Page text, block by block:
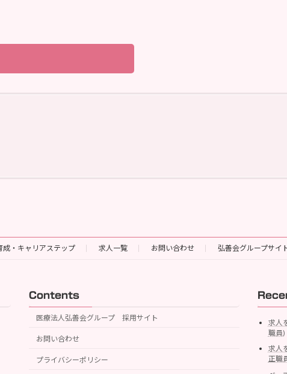
成・キャリアステップ 求人一覧 お問い合わせ 弘善会グループサイ
Contents
医療法人弘善会グループ 採用サイト
お問い合わせ
プライバシーポリシー
求人
職員)
求人
正職